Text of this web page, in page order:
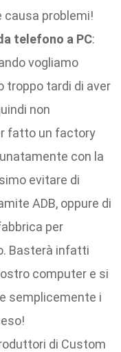
causa problemi!
telefono a PC:
vogliamo
troppo tardi di aver
non
fatto un factory
con la
evitare di
ADB, oppure di
per
Basterà infatti
computer e si
semplicemente i
di Custom